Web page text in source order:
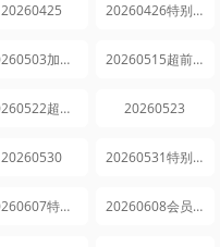
20260425 20260426特别企划
20260503加更版 20260515超前探班
20260522超前探班 20260523
20260530 20260531特别企划
20260607特别企划 20260608会员精选